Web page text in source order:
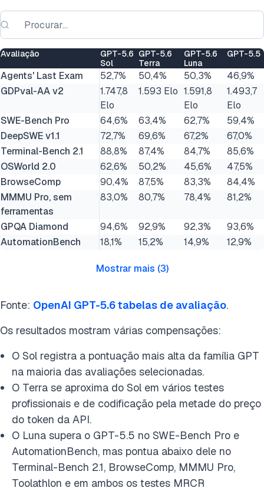
Avaliação
GPT-5.6
Sol
GPT-5.6
Terra
GPT-5.6
Luna
GPT-5.5
Agents' Last Exam 52,7% 50,4% 50,3%
46,9%
GDPval-AA v2
1.747,8
Elo
1.593 Elo 1.591,8
Elo
1.493,7
Elo
SWE-Bench Pro
64,6% 63,4% 62,7%
59,4%
DeepSWE v1.1
72,7% 69,6% 67,2%
67,0%
Terminal-Bench 2.1
88,8% 87,4% 84,7%
85,6%
OSWorld 2.0
62,6% 50,2% 45,6%
47,5%
BrowseComp
90,4% 87,5% 83,3%
84,4%
MMMU Pro, sem
ferramentas
83,0% 80,7% 78,4% 81,2%
GPQA Diamond 94,6% 92,9% 92,3%
93,6%
AutomationBench
18,1% 15,2% 14,9% 12,9%
Mostrar mais (3)
Fonte: OpenAI GPT-5.6 tabelas de avaliação.
Os resultados mostram várias compensações:
O Sol registra a pontuação mais alta da família GPT
na maioria das avaliações selecionadas.
O Terra se aproxima do Sol em vários testes
profissionais e de codificação pela metade do preço
do token da API.
O Luna supera o GPT-5.5 no SWE-Bench Pro e
AutomationBench, mas pontua abaixo dele no
Terminal-Bench 2.1, BrowseComp, MMMU Pro,
Toolathlon e em ambos os testes MRCR